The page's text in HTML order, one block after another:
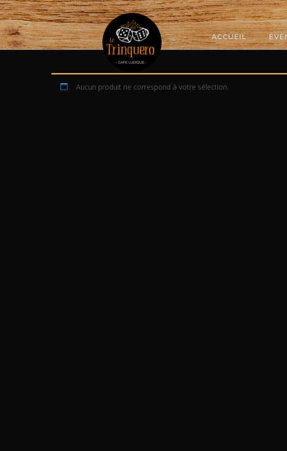
Skip
to
content
ACCUEIL
Aucun produit ne correspond à votre sélection.